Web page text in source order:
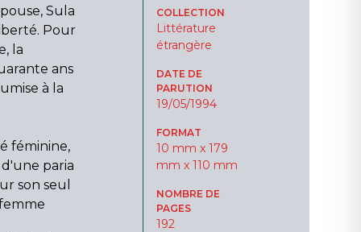
Sula
Pour
la
ans
à la
féminine,
paria
son seul
COLLECTION
Littérature
étrangère
DATE DE
PARUTION
19/05/1994
FORMAT
10 mm x 179
mm x 110 mm
NOMBRE DE
PAGES
192